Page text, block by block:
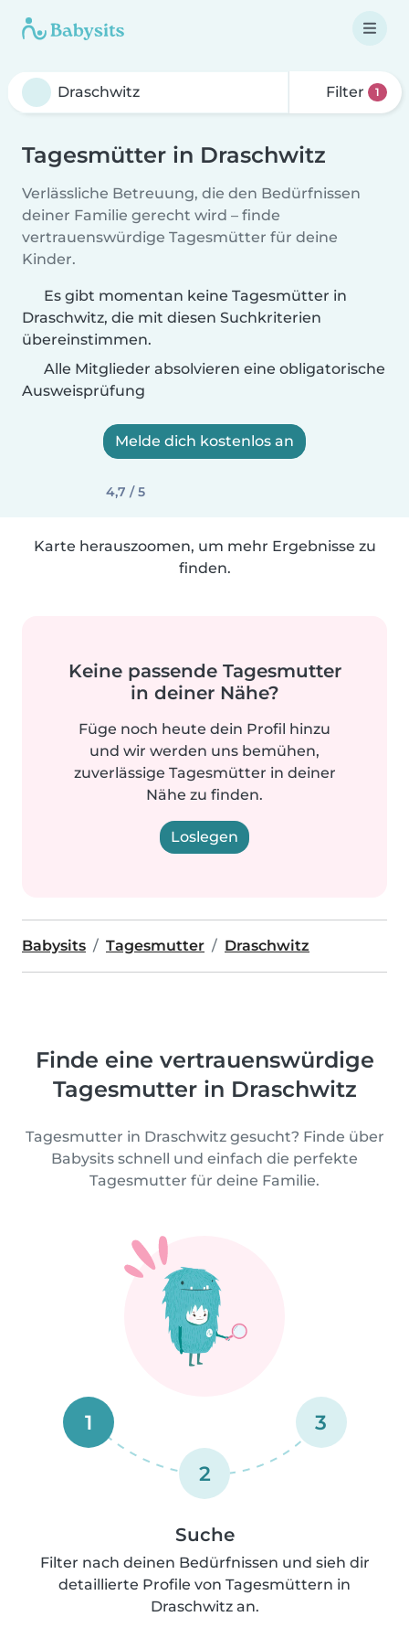
Filter 1
Tagesmütter in Draschwitz
Verlässliche Betreuung, die den Bedürfnissen
deiner Familie gerecht wird – finde
vertrauenswürdige Tagesmütter für deine
Kinder.
Es gibt momentan keine Tagesmütter in
Draschwitz, die mit diesen Suchkriterien
übereinstimmen.
Alle Mitglieder absolvieren eine obligatorische
Ausweisprüfung
Melde dich kostenlos an
4,7 / 5
Karte herauszoomen, um mehr Ergebnisse zu
finden.
Keine passende Tagesmutter
in deiner Nähe?
Füge noch heute dein Profil hinzu
und wir werden uns bemühen,
zuverlässige Tagesmütter in deiner
Nähe zu finden.
Loslegen
Babysits Tagesmutter Draschwitz
Finde eine vertrauenswürdige
Tagesmutter in Draschwitz
Tagesmutter in Draschwitz gesucht? Finde über
Babysits schnell und einfach die perfekte
Tagesmutter für deine Familie.
1
2
3
Suche
Filter nach deinen Bedürfnissen und sieh dir
detaillierte Profile von Tagesmüttern in
Draschwitz an.